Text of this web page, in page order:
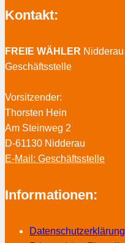
Kontakt:
FREIE WÄHLER Nidderau
Geschäftsstelle
Vorsitzender:
Thorsten Hein
Am Steinweg 2
D-61130 Nidderau
E-Mail: Geschäftsstelle
Informationen:
Datenschutzerklärung